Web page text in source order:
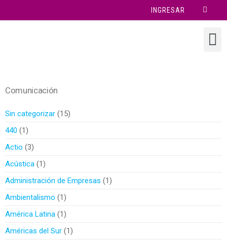
INGRESAR
Comunicación
Sin categorizar 15
440
1
Actio 3
Acústica 1
Administración de Empresas
1
Ambientalismo
1
América Latina 1
Américas del Sur 1